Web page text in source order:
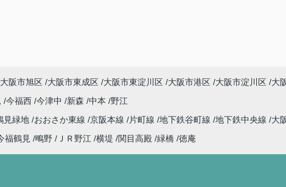
大阪市旭区 大阪市東成区 大阪市東淀川区 大阪市港区 大阪市淀川区 大
今福西 今津中 新森 中本
野江
見緑地 おおさか東線 京阪本線 片町線 地下鉄谷町線 地下鉄中央線
大
福鶴見 鴫野 ＪＲ野江 横堤 関目高殿 緑橋 徳庵